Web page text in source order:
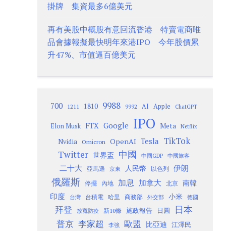
掛牌 集資最多6億美元
再有美股中概股有意回流香港 特賣電商唯
品會據報擬最快明年來港IPO 今年股價累
升47%、市值逼百億美元
700 1211 1810 9988 9992 AI Apple ChatGPT
Elon Musk FTX Google IPO Meta Netflix
Nvidia Omicron OpenAI Tesla TikTok
Twitter 世界盃 中國 中國GDP 中國旅客
二十大 亞馬遜 京東 人民幣 以色列 伊朗
俄羅斯 停擺 內地 加息 加拿大 北京
南韓
印度
台灣 台積電 哈里 商務部 外交部 小米 德國
拜登 放寬防疫 新10條 施政報告 日圓 日本
普京 李家超 李強 歐盟 比亞迪 江澤民